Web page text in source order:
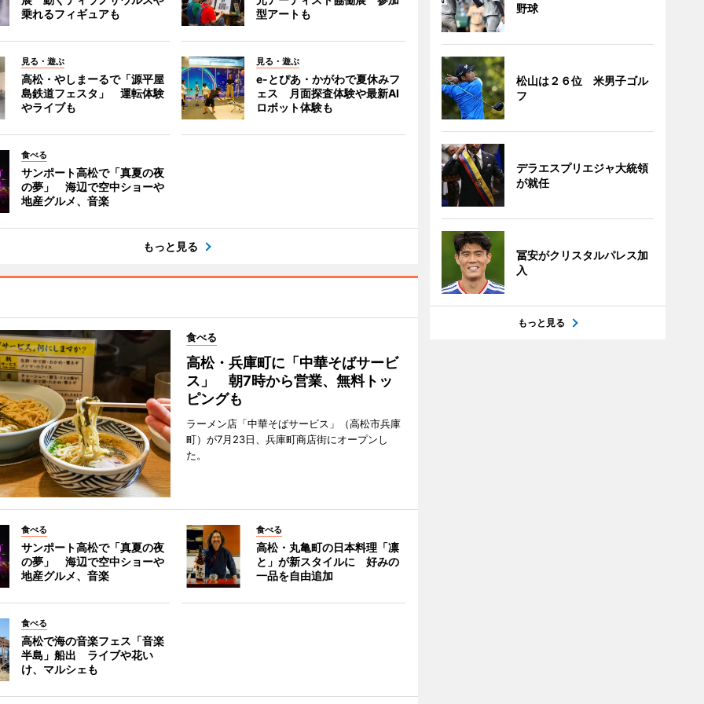
乗れるフィギュアも
型アートも
見る・遊ぶ
高松・やしまーるで「源平屋
島鉄道フェスタ」 運転体験
やライブも
見る・遊ぶ
e-とぴあ・かがわで夏休みフ
ェス 月面探査体験や最新AI
ロボット体験も
食べる
サンポート高松で「真夏の夜
の夢」 海辺で空中ショーや
地産グルメ、音楽
もっと見る
食べる
高松・兵庫町に「中華そばサービ
ス」 朝7時から営業、無料トッ
ピングも
ラーメン店「中華そばサービス」（高松市兵庫
町）が7月23日、兵庫町商店街にオープンし
た。
食べる
サンポート高松で「真夏の夜
の夢」 海辺で空中ショーや
地産グルメ、音楽
食べる
高松・丸亀町の日本料理「凛
と」が新スタイルに 好みの
一品を自由追加
食べる
高松で海の音楽フェス「音楽
半島」船出 ライブや花い
け、マルシェも
野球
松山は２６位 米男子ゴル
フ
デラエスプリエジャ大統領
が就任
冨安がクリスタルパレス加
入
もっと見る